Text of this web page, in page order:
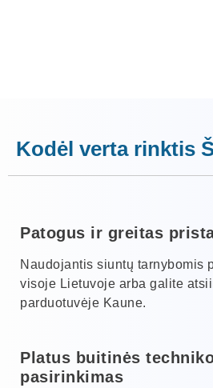
Kodėl verta rinktis
Patogus ir greitas
Naudojantis siuntų tarnybomis
visoje Lietuvoje arba galite
parduotuvėje Kaune.
Platus buitinės
pasirinkimas